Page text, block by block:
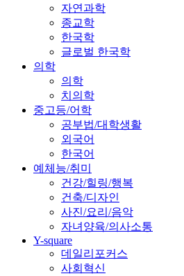
자연과학
종교학
한국학
글로벌 한국학
의학
의학
치의학
중고등/어학
공부법/대학생활
외국어
한국어
예체능/취미
건강/힐링/행복
건축/디자인
사진/요리/음악
자녀양육/의사소통
Y-square
데일리포커스
사회혁신